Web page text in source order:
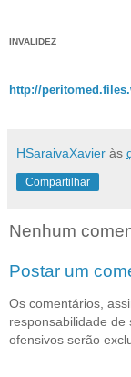
INVALIDEZ
http://
HSaraivaXavier às
Compartilhar
Nenhum
Postar um
Os comentários,
responsabilidade
ofensivos serão